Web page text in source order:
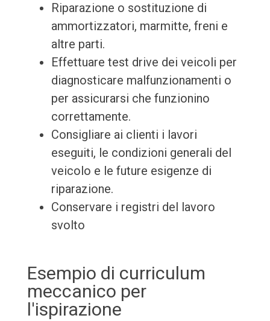
Riparazione o sostituzione di
ammortizzatori, marmitte, freni e
altre parti.
Effettuare test drive dei veicoli per
diagnosticare malfunzionamenti o
per assicurarsi che funzionino
correttamente.
Consigliare ai clienti i lavori
eseguiti, le condizioni generali del
veicolo e le future esigenze di
riparazione.
Conservare i registri del lavoro
svolto
Esempio di curriculum
meccanico per
l'ispirazione